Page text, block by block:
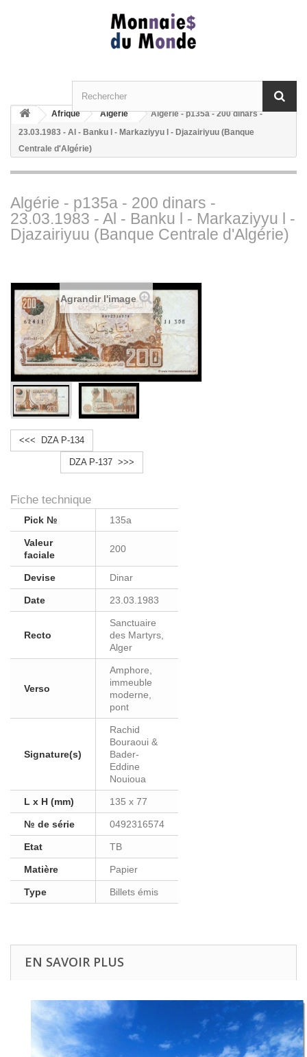
Afrique Algérie
Algérie - p135a - 200 dinars -
23.03.1983 - Al - Banku l - Markaziyyu l - Djazairiyuu (Banque
Centrale d'Algérie)
Algérie - p135a - 200 dinars -
23.03.1983 - Al - Banku l - Markaziyyu l -
Djazairiyuu (Banque Centrale d'Algérie)
Agrandir l'image
<<< DZA P-134
DZA P-137 >>>
Fiche technique
Pick № 135a
Valeur
faciale
200
Devise Dinar
Date 23.03.1983
Recto
Sanctuaire
des Martyrs,
Alger
Verso
Amphore,
immeuble
moderne,
pont
Signature(s)
Rachid
Bouraoui &
Bader-
Eddine
Nouioua
L x H (mm) 135 x 77
№ de série 0492316574
Etat TB
Matière Papier
Type Billets émis
EN SAVOIR PLUS